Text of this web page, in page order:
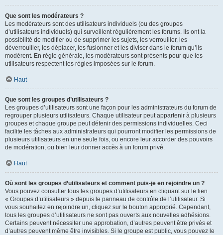
Que sont les modérateurs ?
Les modérateurs sont des utilisateurs individuels (ou des groupes
d’utilisateurs individuels) qui surveillent régulièrement les forums. Ils ont la
possibilité de modifier ou de supprimer les sujets, les verrouiller, les
déverrouiller, les déplacer, les fusionner et les diviser dans le forum qu’ils
modèrent. En règle générale, les modérateurs sont présents pour que les
utilisateurs respectent les règles imposées sur le forum.
Haut
Que sont les groupes d’utilisateurs ?
Les groupes d’utilisateurs sont une façon pour les administrateurs du forum de
regrouper plusieurs utilisateurs. Chaque utilisateur peut appartenir à plusieurs
groupes et chaque groupe peut détenir des permissions individuelles. Ceci
facilite les tâches aux administrateurs qui pourront modifier les permissions de
plusieurs utilisateurs en une seule fois, ou encore leur accorder des pouvoirs
de modération, ou bien leur donner accès à un forum privé.
Haut
Où sont les groupes d’utilisateurs et comment puis-je en rejoindre un ?
Vous pouvez consulter tous les groupes d’utilisateurs en cliquant sur le lien
« Groupes d’utilisateurs » depuis le panneau de contrôle de l’utilisateur. Si
vous souhaitez en rejoindre un, cliquez sur le bouton approprié. Cependant,
tous les groupes d’utilisateurs ne sont pas ouverts aux nouvelles adhésions.
Certains peuvent nécessiter une approbation, d’autres peuvent être privés et
d’autres peuvent même être invisibles. Si le groupe est public, vous pouvez le